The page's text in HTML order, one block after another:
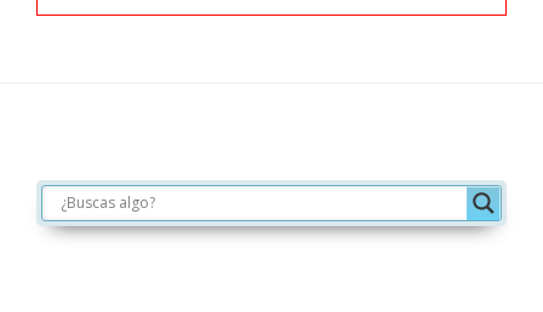
Footer